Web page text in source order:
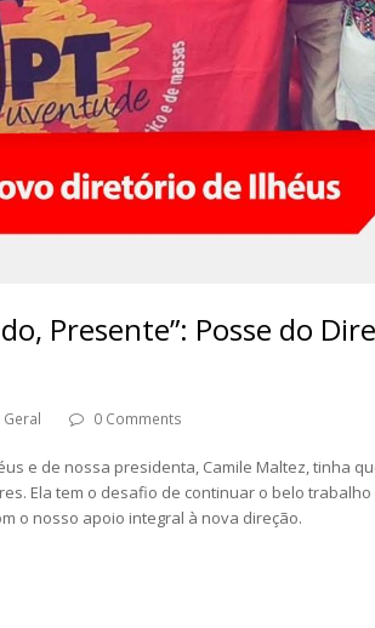
Presente”: Posse do
Geral 0 Comments
e de nossa presidenta, Camile Maltez, tinha
Ela tem o desafio de continuar o belo
o nosso apoio integral à nova direção.